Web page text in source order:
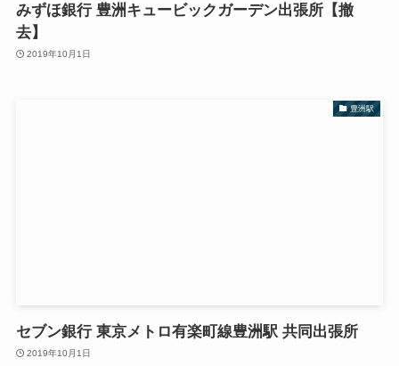
みずほ銀行 豊洲キュービックガーデン出張所【撤
去】
2019年10月1日
豊洲駅
セブン銀行 東京メトロ有楽町線豊洲駅 共同出張所
2019年10月1日